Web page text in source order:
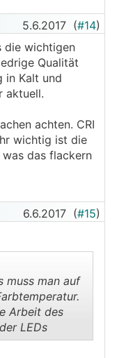
5.6.2017 (#14)
die wichtigen
Qualität
in Kalt und
aktuell.
achten. CRI
wichtig ist die
das flackern
6.6.2017 (#15)
muss man auf
Arbeit des
LEDs